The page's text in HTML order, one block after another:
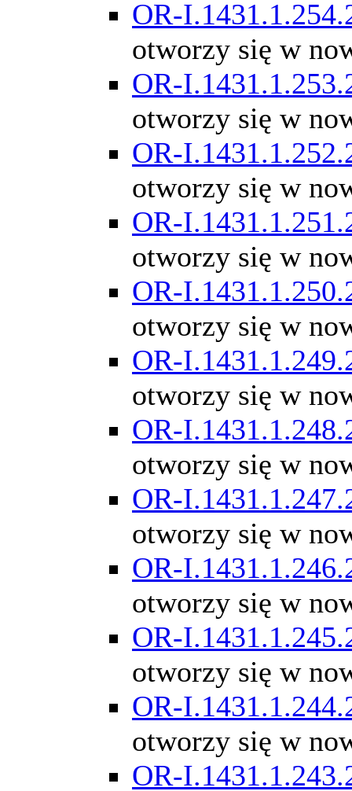
OR-
otworzy się w
OR-
otworzy się w
OR-
otworzy się w
OR-
otworzy się w
OR-
otworzy się w
OR-
otworzy się w
OR-
otworzy się w
OR-
otworzy się w
OR-
otworzy się w
OR-
otworzy się w
OR-
otworzy się w
OR-